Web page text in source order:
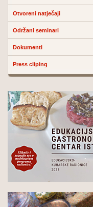
Otvoreni natječaji
Održani seminari
Dokumenti
Press cliping